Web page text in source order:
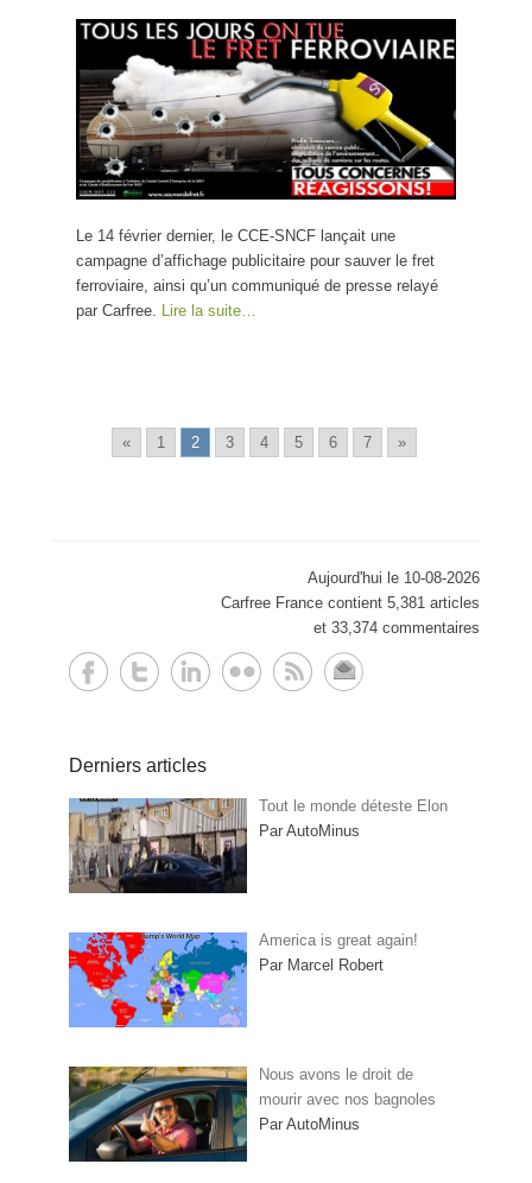
Le 14 février dernier, le CCE-SNCF lançait une
campagne d’affichage publicitaire pour sauver le fret
ferroviaire, ainsi qu’un communiqué de presse relayé
par Carfree. Lire la suite…
« 1 2 3 4 5 6 7 »
Aujourd'hui le 10-08-2026
Carfree France contient 5,381 articles
et 33,374 commentaires
Derniers articles
Tout le monde déteste Elon
Par AutoMinus
America is great again!
Par Marcel Robert
Nous avons le droit de
mourir avec nos bagnoles
Par AutoMinus